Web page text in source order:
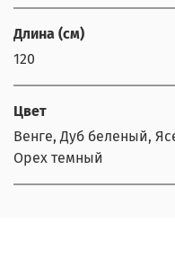
Длина (см)
120
Цвет
Венге, Дуб беленый,
Орех темный